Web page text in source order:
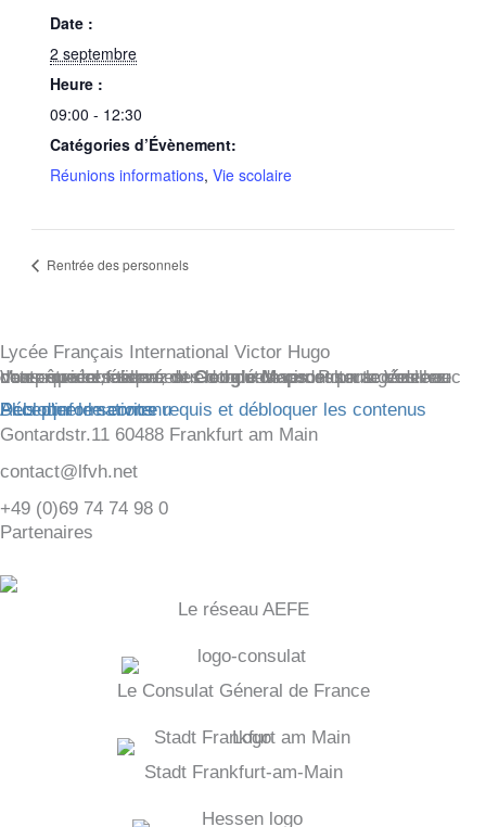
Date :
2 septembre
Heure :
09:00 - 12:30
Catégories d’Évènement:
Réunions informations,Vie scolaire
Rentrée des personnels
Lycée Français International Victor Hugo
Vous êtes actuellement en train de consulter le contenu d'un espace réservé deGoogle Maps
. Pour accéder au contenu réel, cliquez sur le bouton ci-dessous. Veuillez noter que ce faisant, des données seront partagées avec des providers tiers.
Plus d'informations
Débloquer le contenu
Accepter le service requis et débloquer les contenus
Gontardstr.11 60488 Frankfurt am Main
contact@lfvh.net
+49 (0)69 74 74 98 0
Partenaires
Le réseau AEFE
Le Consulat Géneral de France
Stadt Frankfurt-am-Main